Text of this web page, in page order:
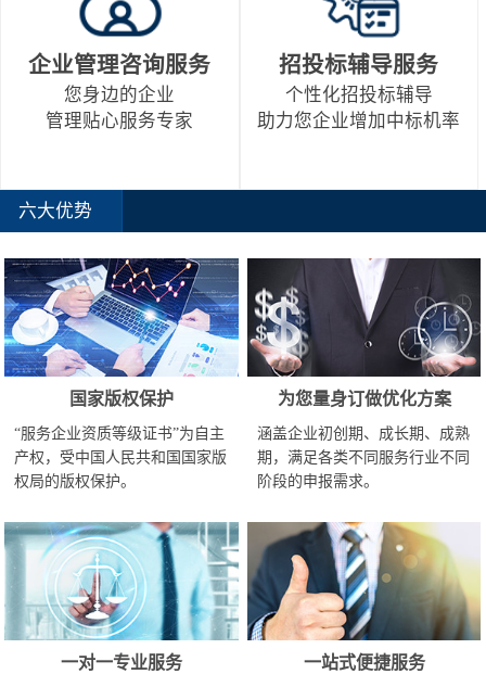
企业管理咨询服务
您身边的企业
管理贴心服务专家
招投标辅导服务
个性化招投标辅导
助力您企业增加中标机率
六大优势
国家版权保护
“服务企业资质等级证书”为自主
产权，受中国人民共和国国家版
权局的版权保护。
为您量身订做优化方案
涵盖企业初创期、成长期、成熟
期，满足各类不同服务行业不同
阶段的申报需求。
一对一专业服务 一站式便捷服务